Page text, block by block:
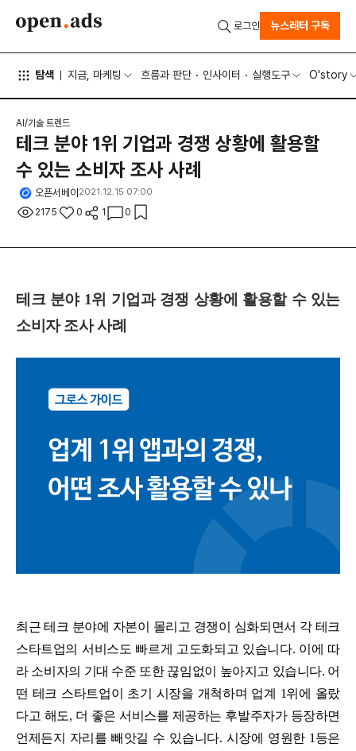
탐색 지금, 마케팅 흐름과 판단 인사이터 실행도구 O'story
로그인 뉴스레터 구독
AI/기술 트렌드
테크 분야 1위 기업과 경쟁 상황에 활용할
수 있는 소비자 조사 사례
오픈서베이 2021.12.15 07:00
2175 0 1 0
테크 분야 1위 기업과 경쟁 상황에 활용할 수 있는
소비자 조사 사례
최근 테크 분야에 자본이 몰리고 경쟁이 심화되면서 각 테크
스타트업의 서비스도 빠르게 고도화되고 있습니다. 이에 따
라 소비자의 기대 수준 또한 끊임없이 높아지고 있습니다. 어
떤 테크 스타트업이 초기 시장을 개척하며 업계 1위에 올랐
다고 해도, 더 좋은 서비스를 제공하는 후발주자가 등장하면
언제든지 자리를 빼앗길 수 있습니다. 시장에 영원한 1등은